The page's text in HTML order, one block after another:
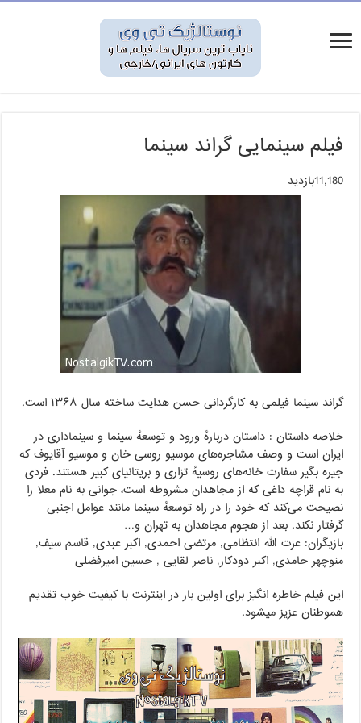
فیلم سینمایی گراند سینما
11,180بازدید
گراند سینما فیلمی به کارگردانی حسن هدایت ساخته سال ۱۳۶۸ است.
خلاصه داستان : داستان دربارهٔ ورود و توسعهٔ سینما و سینماداری در
ایران است و وصف مشاجره‌های موسیو روسی خان و موسیو آقایوف که
جیره بگیر سفارت خانه‌های روسیهٔ تزاری و بریتانیای کبیر هستند. فردی
به نام قراچه داغی که از مجاهدان مشروطه است، جوانی به نام معلا را
نصیحت می‌کند که خود را در راه توسعهٔ سینما مانند عوامل اجنبی
گرفتار نکند. بعد از هجوم مجاهدان به تهران و…
بازیگران: عزت الله انتظامی, مرتضی احمدی, اکبر عبدی, قاسم سیف,
منوچهر حامدی, اکبر دودکار, ناصر لقایی , حسین امیرفضلی
این فیلم خاطره انگیز برای اولین بار در اینترنت با کیفیت خوب تقدیم
هموطنان عزیز میشود.